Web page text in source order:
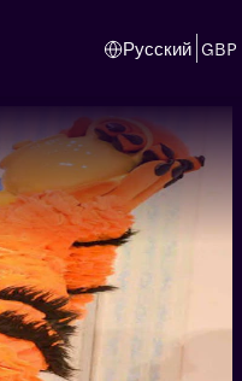
Русский GBP